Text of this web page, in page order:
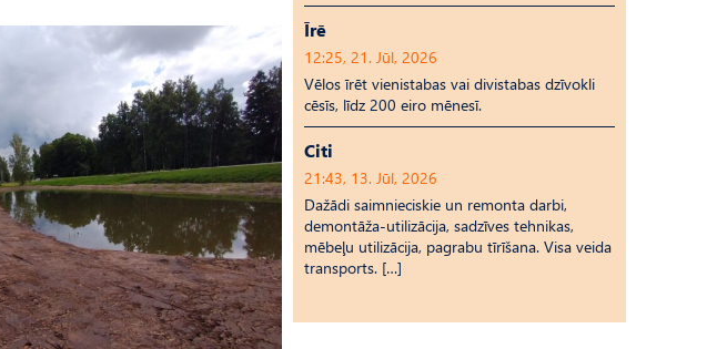
Īrē
12:25, 21. Jūl, 2026
Vēlos īrēt vienistabas vai divistabas dzīvokli
cēsīs, līdz 200 eiro mēnesī.
Citi
21:43, 13. Jūl, 2026
Dažādi saimnieciskie un remonta darbi,
demontāža-utilizācija, sadzīves tehnikas,
mēbeļu utilizācija, pagrabu tīrīšana. Visa veida
transports. […]